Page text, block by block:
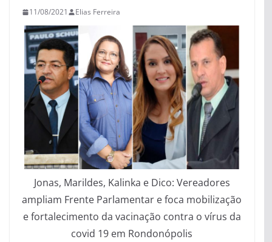
11/08/2021 Elias Ferreira
Jonas, Marildes, Kalinka e Dico: Vereadores
ampliam Frente Parlamentar e foca mobilização
e fortalecimento da vacinação contra o vírus da
covid 19 em Rondonópolis